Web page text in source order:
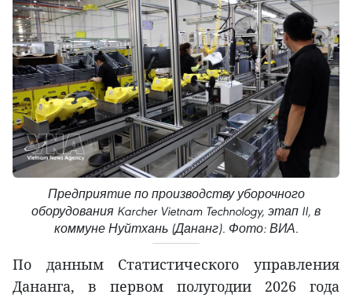
Предприятие по производству уборочного
оборудования Karcher Vietnam Technology, этап II, в
коммуне Нуйтхань (Дананг). Фото: ВИА.
По данным Статистического управления
Дананга, в первом полугодии 2026 года